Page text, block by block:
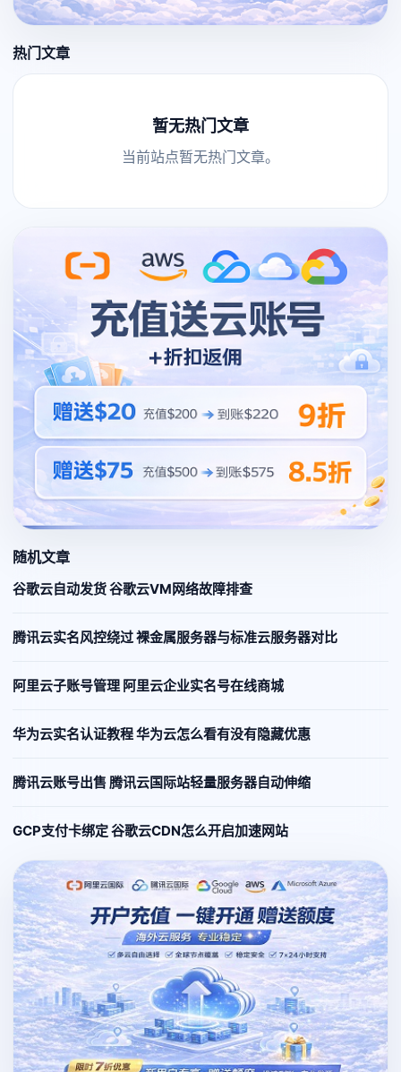
热门文章
暂无热门文章
当前站点暂无热门文章。
随机文章
谷歌云自动发货 谷歌云VM网络故障排查
腾讯云实名风控绕过 裸金属服务器与标准云服务器对比
阿里云子账号管理 阿里云企业实名号在线商城
华为云实名认证教程 华为云怎么看有没有隐藏优惠
腾讯云账号出售 腾讯云国际站轻量服务器自动伸缩
GCP支付卡绑定 谷歌云CDN怎么开启加速网站